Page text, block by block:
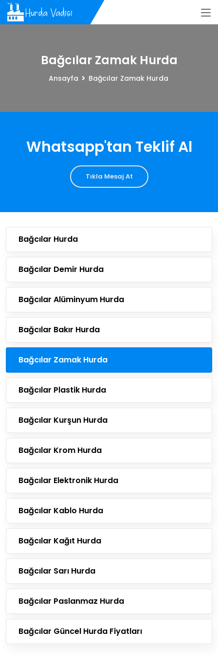
Bağcılar Zamak Hurda
Ansayfa Bağcılar Zamak Hurda
Whatsapp'tan Teklif Al
Tıkla Mesaj At
Bağcılar Hurda
Bağcılar Demir Hurda
Bağcılar Alüminyum Hurda
Bağcılar Bakır Hurda
Bağcılar Zamak Hurda
Bağcılar Plastik Hurda
Bağcılar Kurşun Hurda
Bağcılar Krom Hurda
Bağcılar Elektronik Hurda
Bağcılar Kablo Hurda
Bağcılar Kağıt Hurda
Bağcılar Sarı Hurda
Bağcılar Paslanmaz Hurda
Bağcılar Güncel Hurda Fiyatları